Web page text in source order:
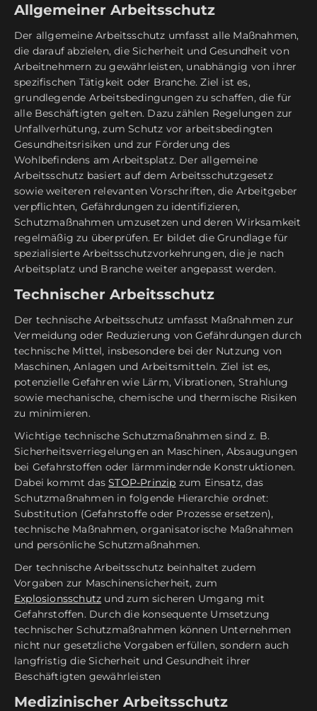
Allgemeiner Arbeitsschutz
Der allgemeine Arbeitsschutz umfasst alle Maßnahmen,
die darauf abzielen, die Sicherheit und Gesundheit von
Arbeitnehmern zu gewährleisten, unabhängig von ihrer
spezifischen Tätigkeit oder Branche. Ziel ist es,
grundlegende Arbeitsbedingungen zu schaffen, die für
alle Beschäftigten gelten. Dazu zählen Regelungen zur
Unfallverhütung, zum Schutz vor arbeitsbedingten
Gesundheitsrisiken und zur Förderung des
Wohlbefindens am Arbeitsplatz. Der allgemeine
Arbeitsschutz basiert auf dem Arbeitsschutzgesetz
sowie weiteren relevanten Vorschriften, die Arbeitgeber
verpflichten, Gefährdungen zu identifizieren,
Schutzmaßnahmen umzusetzen und deren Wirksamkeit
regelmäßig zu überprüfen. Er bildet die Grundlage für
spezialisierte Arbeitsschutzvorkehrungen, die je nach
Arbeitsplatz und Branche weiter angepasst werden.
Technischer Arbeitsschutz
Der technische Arbeitsschutz umfasst Maßnahmen zur
Vermeidung oder Reduzierung von Gefährdungen durch
technische Mittel, insbesondere bei der Nutzung von
Maschinen, Anlagen und Arbeitsmitteln. Ziel ist es,
potenzielle Gefahren wie Lärm, Vibrationen, Strahlung
sowie mechanische, chemische und thermische Risiken
zu minimieren.
Wichtige technische Schutzmaßnahmen sind z. B.
Sicherheitsverriegelungen an Maschinen, Absaugungen
bei Gefahrstoffen oder lärmmindernde Konstruktionen.
Dabei kommt dasSTOP-Prinzip zum Einsatz, das
Schutzmaßnahmen in folgende Hierarchie ordnet:
Substitution (Gefahrstoffe oder Prozesse ersetzen),
technische Maßnahmen, organisatorische Maßnahmen
und persönliche Schutzmaßnahmen.
Der technische Arbeitsschutz beinhaltet zudem
Vorgaben zur Maschinensicherheit, zum
Explosionsschutz und zum sicheren Umgang mit
Gefahrstoffen. Durch die konsequente Umsetzung
technischer Schutzmaßnahmen können Unternehmen
nicht nur gesetzliche Vorgaben erfüllen, sondern auch
langfristig die Sicherheit und Gesundheit ihrer
Beschäftigten gewährleisten
Medizinischer Arbeitsschutz